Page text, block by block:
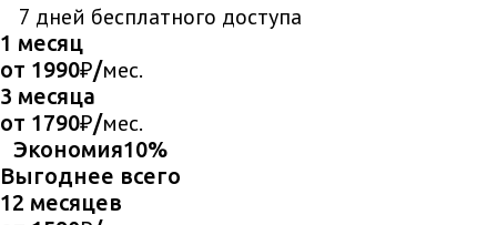
7 дней бесплатного доступа
1 месяц
от 1990₽/мес.
3 месяца
от 1790₽/мес.
Экономия10%
Выгоднее всего
12 месяцев